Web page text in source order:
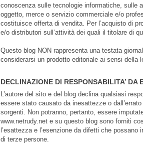
conoscenza sulle tecnologie informatiche, sulle
oggetto, merce o servizio commerciale e/o
costituisce offerta di vendita. Per l’acquisto di
e/o distributori sull’attività dei quali il titolare di
Questo blog NON rappresenta una testata
considerarsi un prodotto editoriale ai sensi della
DECLINAZIONE DI RESPONSABILITA’ DA
L’autore del sito e del blog declina qualsiasi
essere stato causato da inesattezze o
sorgenti. Non potranno, pertanto, essere
www.netrudy.net e su questo blog sono forniti
l’esattezza e l’esenzione da difetti che
di terze persone.